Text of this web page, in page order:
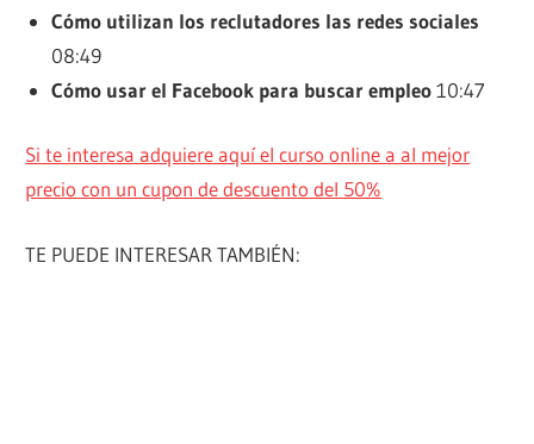
Cómo utilizan los reclutadores las redes sociales
08:49
Cómo usar el Facebook para buscar empleo10:47
Si te interesa adquiere aquí el curso online a al mejor
precio con un cupon de descuento del 50%
TE PUEDE INTERESAR TAMBIÉN: